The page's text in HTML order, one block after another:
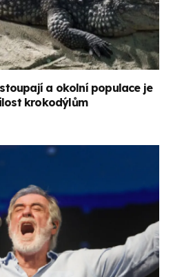
stoupají a okolní populace je
krokodýlům